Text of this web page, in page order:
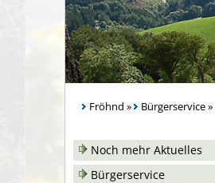
Fröhnd » Bürgerservice»
Noch mehr Aktuelles
Bürgerservice